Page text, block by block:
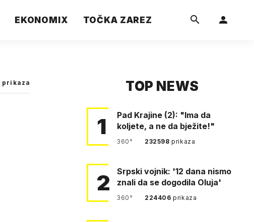
EKONOMIX TOČKA ZAREZ
prikaza TOP NEWS
1
Pad Krajine (2): "Ima da
koljete, a ne da bježite!"
360° 232598prikaza
2
Srpski vojnik: '12 dana nismo
znali da se dogodila Oluja'
360° 224406prikaza